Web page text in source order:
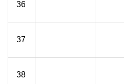
36
37
38